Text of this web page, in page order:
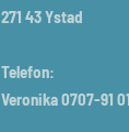
271 43 Ystad
Telefon:
Veronika 0707-91